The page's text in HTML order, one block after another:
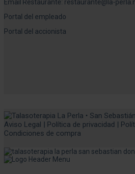
Email Restaurante: restaurante@la-
Portal del empleado
Portal del accionista
Aviso Legal Política de privacidad
Condiciones de compra